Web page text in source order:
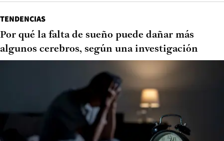
TENDENCIAS
Por qué la falta de sueño puede dañar más
algunos cerebros, según una investigación